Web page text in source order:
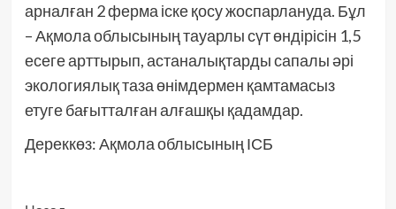
арналған 2 ферма іске қосу жоспарлануда. Бұл
– Ақмола облысының тауарлы сүт өндірісін 1,5
есеге арттырып, астаналықтарды сапалы әрі
экологиялық таза өнімдермен қамтамасыз
етуге бағытталған алғашқы қадамдар.
Дереккөз: Ақмола облысының ІСБ